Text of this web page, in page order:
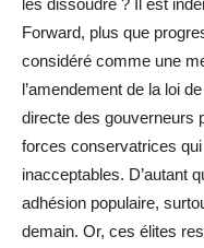
Forward, plus que
considéré comme une
l’amendement de la loi
directe des gouverneurs
forces conservatrices
inacceptables. D’autant
adhésion populaire,
demain. Or, ces élites